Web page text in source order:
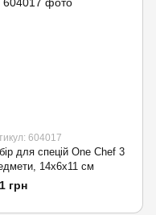
604017
для спецій One Chef 3
14х6х11 см
грн